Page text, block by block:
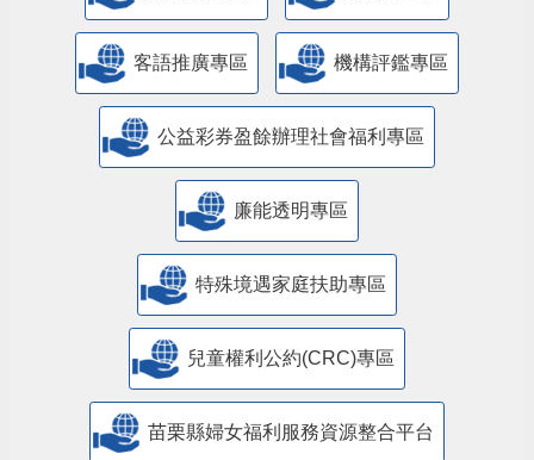
客語推廣專區 機構評鑑專區
公益彩券盈餘辦理社會福利專區
廉能透明專區
特殊境遇家庭扶助專區
兒童權利公約(CRC)專區
苗栗縣婦女福利服務資源整合平台